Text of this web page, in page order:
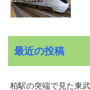
最近の投稿
柏駅の突端で見た東